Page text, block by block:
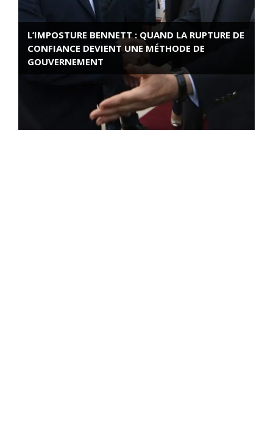
L’IMPOSTURE BENNETT : QUAND LA RUPTURE DE
CONFIANCE DEVIENT UNE MÉTHODE DE
GOUVERNEMENT
ROSE VALLAND, HEROÏNE DE LA RESISTANCE